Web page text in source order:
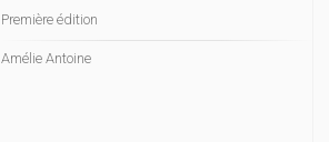
Première édition
Amélie Antoine